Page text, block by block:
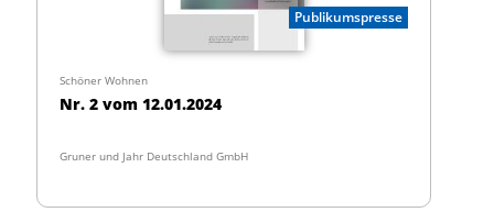
Publikumspresse
Schöner Wohnen
Nr. 2 vom 12.01.2024
Gruner und Jahr Deutschland GmbH